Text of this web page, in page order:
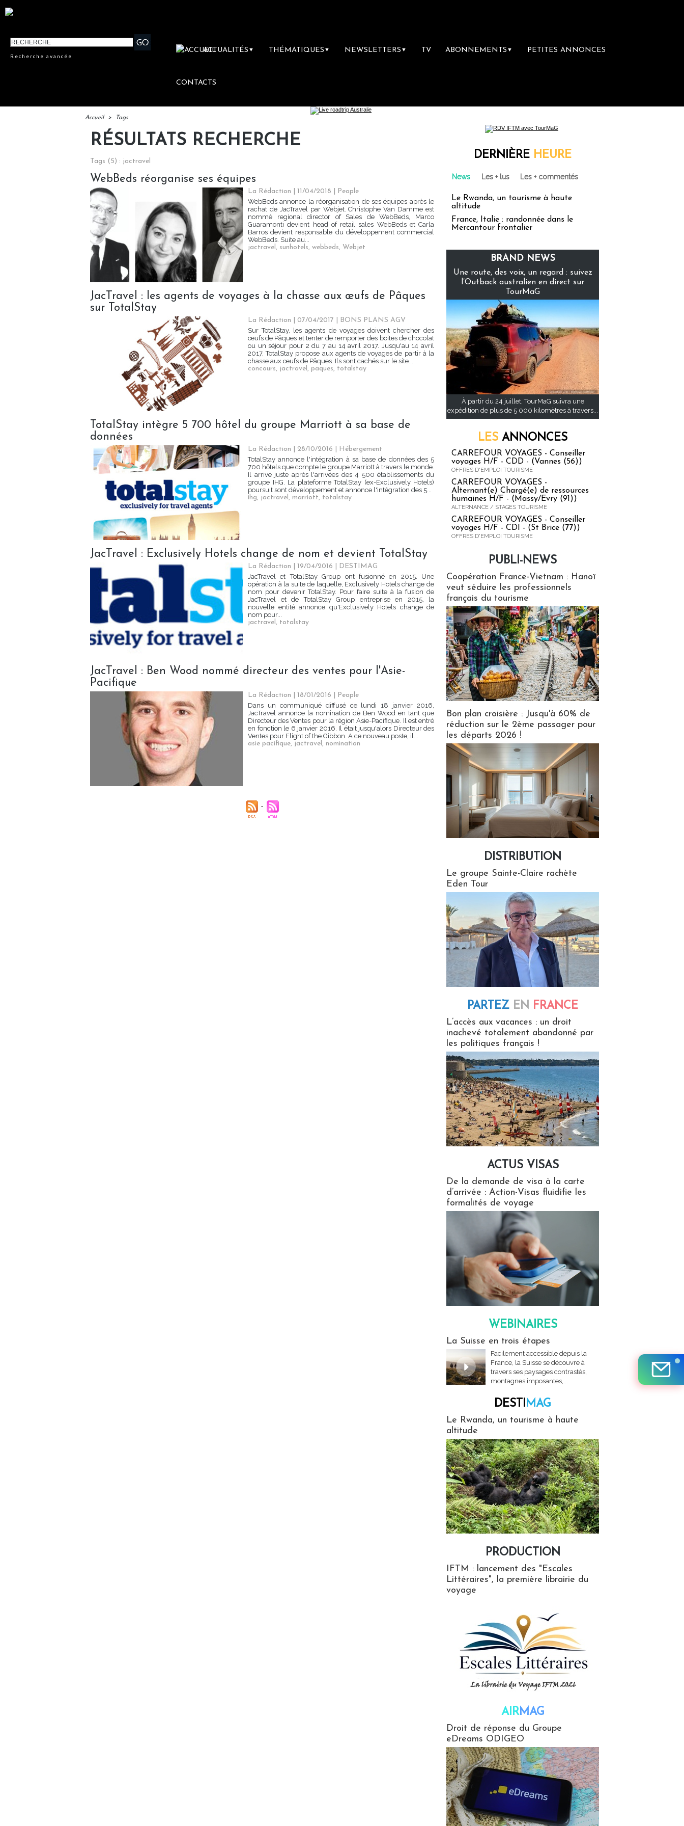
Recherche avancée
ACTUALITÉS ▼ THÉMATIQUES ▼ NEWSLETTERS ▼ TV ABONNEMENTS ▼ PETITES ANNONCES
CONTACTS
Accueil > Tags
RÉSULTATS RECHERCHE
Tags (5) : jactravel
WebBeds réorganise ses équipes
La Rédaction | 11/04/2018
People
WebBeds annonce la réorganisation de ses équipes après le
rachat de JacTravel par Webjet. Christophe Van Damme est
nommé regional director of Sales de WebBeds, Marco
Guaramonti devient head of retail sales WebBeds et Carla
Barros devient responsable du développement commercial
WebBeds. Suite au...
jactravel, sunhotels, webbeds, Webjet
JacTravel : les agents de voyages à la chasse aux œufs de Pâques
sur TotalStay
La Rédaction | 07/04/2017
BONS PLANS AGV
Sur TotalStay, les agents de voyages doivent chercher des
œufs de Pâques et tenter de remporter des boites de chocolat
ou un séjour pour 2 du 7 au 14 avril 2017. Jusqu'au 14 avril
2017, TotalStay propose aux agents de voyages de partir à la
chasse aux œufs de Pâques. Ils sont cachés sur le site...
concours, jactravel, paques, totalstay
TotalStay intègre 5 700 hôtel du groupe Marriott à sa base de
données
La Rédaction | 28/10/2016
Hébergement
TotalStay annonce l'intégration à sa base de données des 5
700 hôtels que compte le groupe Marriott à travers le monde.
Il arrive juste après l'arrivées des 4 500 établissements du
groupe IHG. La plateforme TotalStay (ex-Exclusively Hotels)
poursuit sont développement et annonce l'intégration des 5...
ihg, jactravel, marriott, totalstay
JacTravel : Exclusively Hotels change de nom et devient TotalStay
La Rédaction | 19/04/2016
DESTIMAG
JacTravel et TotalStay Group ont fusionné en 2015. Une
opération à la suite de laquelle, Exclusively Hotels change de
nom pour devenir TotalStay. Pour faire suite à la fusion de
JacTravel et de TotalStay Group entreprise en 2015, la
nouvelle entité annonce qu'Exclusively Hotels change de
nom pour...
jactravel, totalstay
JacTravel : Ben Wood nommé directeur des ventes pour l'Asie-
Pacifique
La Rédaction | 18/01/2016
People
Dans un communiqué diffusé ce lundi 18 janvier 2016,
JacTravel annonce la nomination de Ben Wood en tant que
Directeur des Ventes pour la région Asie-Pacifique. Il est entré
en fonction le 6 janvier 2016. Il était jusqu'alors Directeur des
Ventes pour Flight of the Gibbon. A ce nouveau poste, il...
asie pacifique, jactravel, nomination
DERNIÈRE HEURE
News Les + lus Les + commentés
Le Rwanda, un tourisme à haute
altitude
France, Italie : randonnée dans le
Mercantour frontalier
BRAND NEWS
Une route, des voix, un regard : suivez
l’Outback australien en direct sur
TourMaG
À partir du 24 juillet, TourMaG suivra une
expédition de plus de 5 000 kilomètres à travers...
LES ANNONCES
CARREFOUR VOYAGES - Conseiller
voyages H/F - CDD - (Vannes (56))
OFFRES D'EMPLOI TOURISME
CARREFOUR VOYAGES -
Alternant(e) Chargé(e) de ressources
humaines H/F - (Massy/Evry (91))
ALTERNANCE / STAGES TOURISME
CARREFOUR VOYAGES - Conseiller
voyages H/F - CDI - (St Brice (77))
OFFRES D'EMPLOI TOURISME
PUBLI-NEWS
Coopération France-Vietnam : Hanoï
veut séduire les professionnels
français du tourisme
Bon plan croisière : Jusqu'à 60% de
réduction sur le 2ème passager pour
les départs 2026 !
DISTRIBUTION
Le groupe Sainte-Claire rachète
Eden Tour
PARTEZ EN FRANCE
L’accès aux vacances : un droit
inachevé totalement abandonné par
les politiques français !
ACTUS VISAS
De la demande de visa à la carte
d’arrivée : Action-Visas fluidifie les
formalités de voyage
WEBINAIRES
La Suisse en trois étapes
Facilement accessible depuis la
France, la Suisse se découvre à
travers ses paysages contrastés,
montagnes imposantes,...
DESTIMAG
Le Rwanda, un tourisme à haute
altitude
PRODUCTION
IFTM : lancement des "Escales
Littéraires", la première librairie du
voyage
AIRMAG
Droit de réponse du Groupe
eDreams ODIGEO